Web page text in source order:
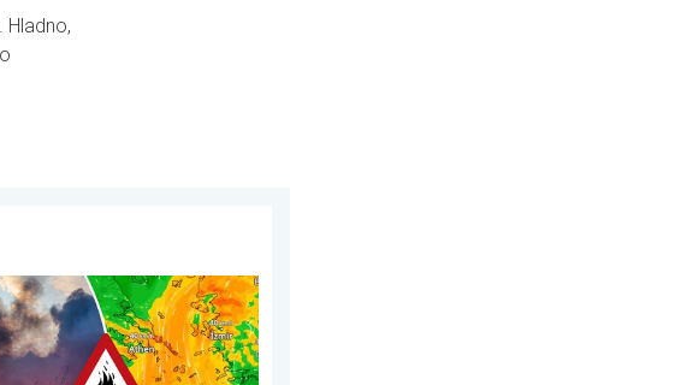
Hladno,
. utorak, 28. juli 2026.
rasplamsava vatru. Vruće i jak vjetar. . . petak, 31. juli 2026.